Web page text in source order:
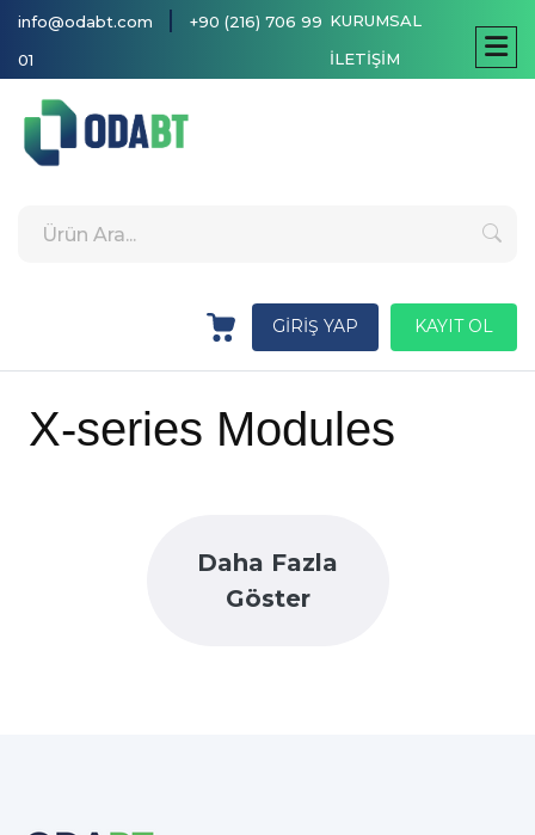
info@odabt.com |
+90 (216) 706 99
01
KURUMSAL
İLETİŞİM
GİRİŞ YAP KAYIT OL
X-series Modules
Daha Fazla
Göster